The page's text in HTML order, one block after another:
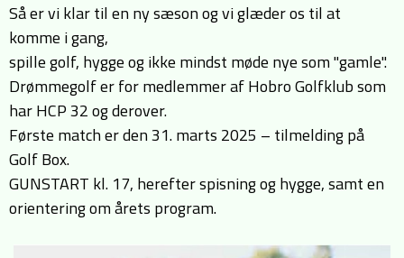
Så er vi klar til en ny sæson og vi glæder os til at
komme i gang,
spille golf, hygge og ikke mindst møde nye som "gamle".
Drømmegolf er for medlemmer af Hobro Golfklub som
har HCP 32 og derover.
Første match er den 31. marts 2025 – tilmelding på
Golf Box.
GUNSTART kl. 17, herefter spisning og hygge, samt en
orientering om årets program.